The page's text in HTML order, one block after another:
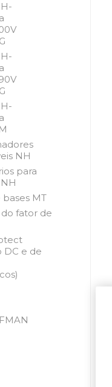
NH
para
bases MT
fator de
DC e de